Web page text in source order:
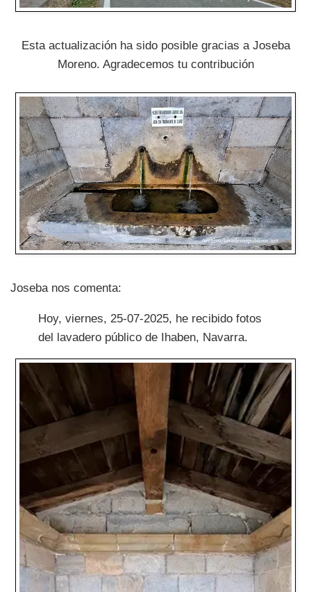
Esta actualización ha sido posible gracias a Joseba
Moreno. Agradecemos tu contribución
Joseba nos comenta:
Hoy, viernes, 25-07-2025, he recibido fotos
del lavadero público de Ihaben, Navarra.